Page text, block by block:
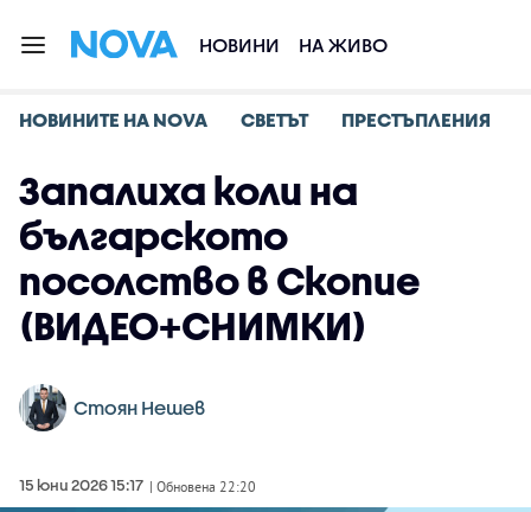
НОВИНИ НА ЖИВО
НОВИНИТЕ НА NOVA СВЕТЪТ ПРЕСТЪПЛЕНИЯ
Запалиха коли на
българското
посолство в Скопие
(ВИДЕО+СНИМКИ)
Стоян Нешев
15 юни 2026 15:17 | Обновена 22:20